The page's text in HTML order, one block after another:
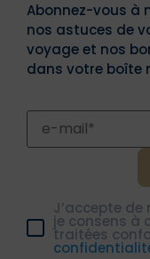
Abonnez-vous à
nos astuces de
voyage et nos
dans votre boîte
J’accepte de
je consens à
traitées